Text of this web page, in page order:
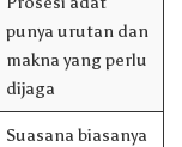
punya urutan dan
makna yang perlu
dijaga
Suasana biasanya